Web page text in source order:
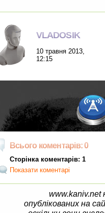
VLADOSIK
10 травня 2013,
12:15
Всього коментарів: 0
Сторінка коментарів: 1
Показати коментарі
www.kaniv.net
опублікованих на